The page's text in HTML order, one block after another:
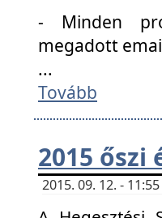
- Minden
megadott
...
Tovább
2015
2015. 09. 12. -